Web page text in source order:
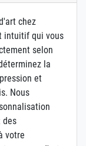
chez
intuitif qui vous
selon
la
et
Nous
des
votre